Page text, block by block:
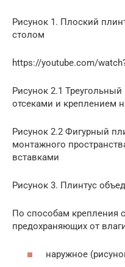
Рисунок 1. Плоский
столом
https://youtube.com/
Рисунок 2.1
отсеками и креплением
Рисунок 2.2 Фигурный
монтажного
вставками
Рисунок 3. Плинтус
По способам крепления
предохраняющих от
наружное